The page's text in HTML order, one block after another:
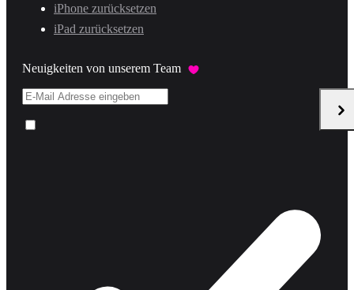
iPhone zurücksetzen
iPad zurücksetzen
Neuigkeiten von unserem Team